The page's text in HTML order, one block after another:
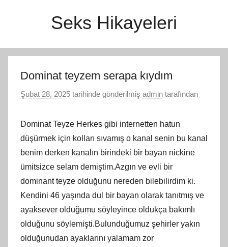
Seks Hikayeleri
Dominat teyzem serapa kıydım
Şubat 28, 2025 tarihinde gönderilmiş admin tarafından
Dominat Teyze Herkes gibi internetten hatun
düşürmek için kolları sıvamış o kanal senin bu kanal
benim derken kanalın birindeki bir bayan nickine
ümitsizce selam demiştim.Azgın ve evli bir
dominant teyze olduğunu nereden bilebilirdim ki.
Kendini 46 yaşında dul bir bayan olarak tanıtmış ve
ayaksever olduğumu söyleyince oldukça bakımlı
olduğunu söylemişti.Bulunduğumuz şehirler yakın
olduğunudan ayaklarını yalamam zor